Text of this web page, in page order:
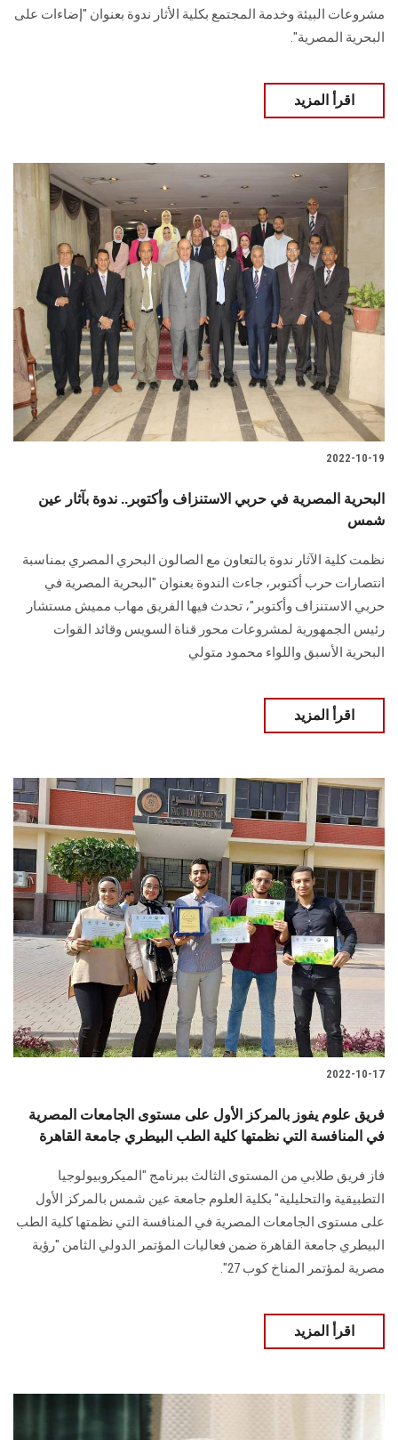
مشروعات البيئة وخدمة المجتمع بكلية الأثار ندوة بعنوان "إضاءات على
البحرية المصرية".
اقرأ المزيد
2022-10-19
البحرية المصرية في حربي الاستنزاف وأكتوبر.. ندوة بآثار عين
شمس
نظمت كلية الآثار ندوة بالتعاون مع الصالون البحري المصري بمناسبة
انتصارات حرب أكتوبر، جاءت الندوة بعنوان "البحرية المصرية في
حربي الاستنزاف وأكتوبر"، تحدث فيها الفريق مهاب مميش مستشار
رئيس الجمهورية لمشروعات محور قناة السويس وقائد القوات
البحرية الأسبق واللواء محمود متولي
اقرأ المزيد
2022-10-17
فريق علوم يفوز بالمركز الأول على مستوى الجامعات المصرية
في المنافسة التي نظمتها كلية الطب البيطري جامعة القاهرة
فاز فريق طلابي من المستوى الثالث ببرنامج "الميكروبيولوجيا
التطبيقية والتحليلية" بكلية العلوم جامعة عين شمس بالمركز الأول
على مستوى الجامعات المصرية في المنافسة التي نظمتها كلية الطب
البيطري جامعة القاهرة ضمن فعاليات المؤتمر الدولي الثامن "رؤية
مصرية لمؤتمر المناخ كوب 27".
اقرأ المزيد